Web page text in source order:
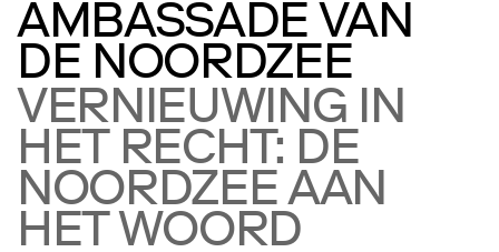
AMBASSADE VAN
DE NOORDZEE
VERNIEUWING IN
HET RECHT: DE
NOORDZEE AAN
HET WOORD